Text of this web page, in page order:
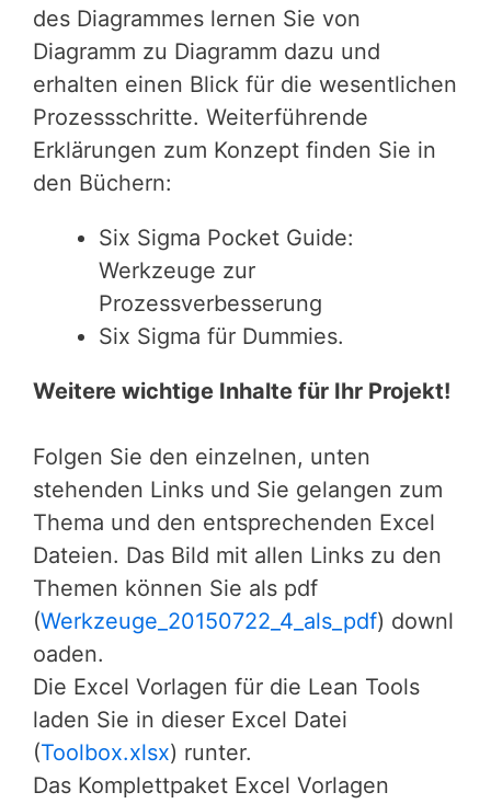
des Diagrammes lernen Sie von
Diagramm zu Diagramm dazu und
erhalten einen Blick für die wesentlichen
Prozessschritte. Weiterführende
Erklärungen zum Konzept finden Sie in
den Büchern:
Six Sigma Pocket Guide:
Werkzeuge zur
Prozessverbesserung
Six Sigma für Dummies.
Weitere wichtige Inhalte für Ihr Projekt!
Folgen Sie den einzelnen, unten
stehenden Links und Sie gelangen zum
Thema und den entsprechenden Excel
Dateien. Das Bild mit allen Links zu den
Themen können Sie als pdf
(Werkzeuge_20150722_4_als_pdf) downl
oaden.
Die Excel Vorlagen für die Lean Tools
laden Sie in dieser Excel Datei
(Toolbox.xlsx) runter.
Das Komplettpaket Excel Vorlagen